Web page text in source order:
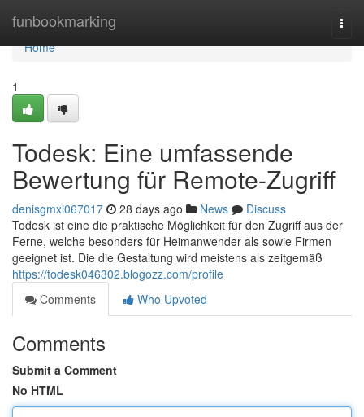
funbookmarking
Home
Home
1
Todesk: Eine umfassende
Bewertung für Remote-Zugriff
denisgmxi067017 28 days ago News
Discuss
Todesk ist eine die praktische Möglichkeit für den Zugriff aus der
Ferne, welche besonders für Heimanwender als sowie Firmen
geeignet ist. Die die Gestaltung wird meistens als zeitgemäß
https://todesk046302.blogozz.com/profile
Comments
Who Upvoted
Comments
Submit a Comment
No HTML